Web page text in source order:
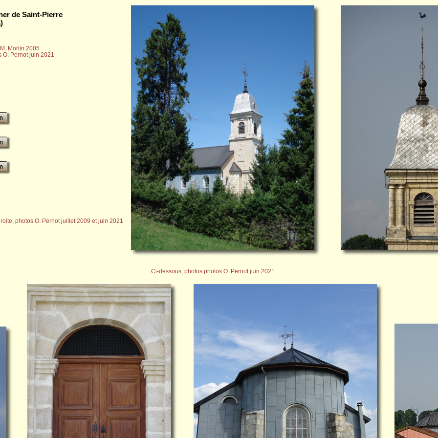
de Saint-Pierre
Morlin 2005
O. Pernot juin 2021
photos O. Pernot juillet 2009 et juin 2021
Ci-dessous, photos photos O. Pernot juin 2021